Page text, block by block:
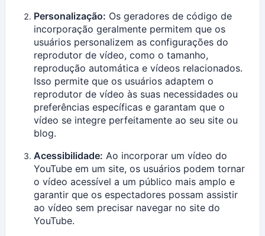
Personalização: Os geradores de código de
incorporação geralmente permitem que os
usuários personalizem as configurações do
reprodutor de vídeo, como o tamanho,
reprodução automática e vídeos relacionados.
Isso permite que os usuários adaptem o
reprodutor de vídeo às suas necessidades ou
preferências específicas e garantam que o
vídeo se integre perfeitamente ao seu site ou
blog.
Acessibilidade: Ao incorporar um vídeo do
YouTube em um site, os usuários podem tornar
o vídeo acessível a um público mais amplo e
garantir que os espectadores possam assistir
ao vídeo sem precisar navegar no site do
YouTube.